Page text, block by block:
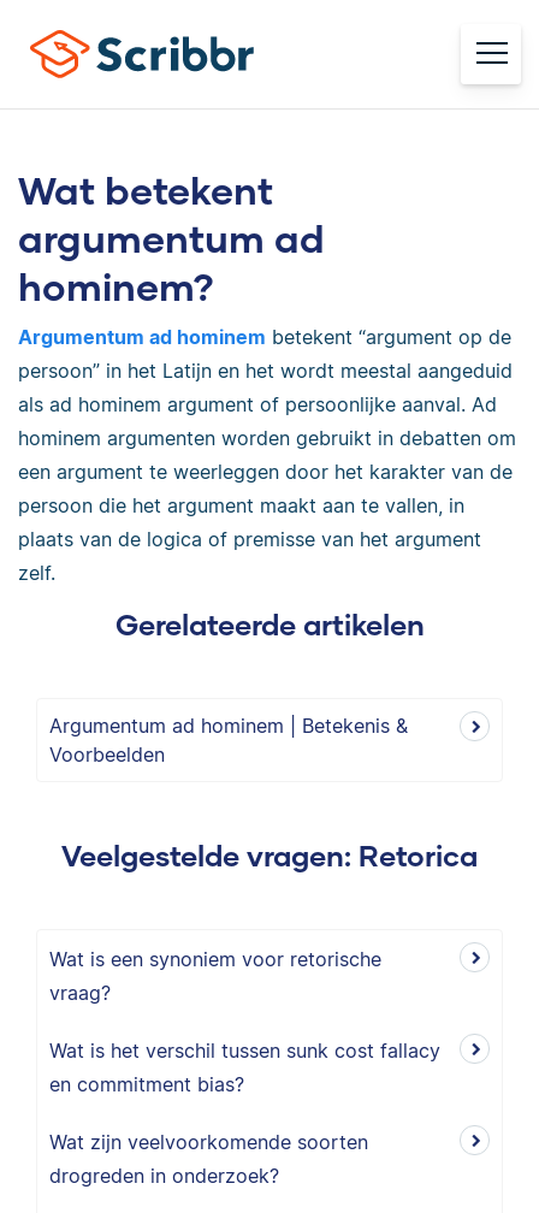
Wat betekent
argumentum ad
hominem?
Argumentum ad hominem betekent “argument op de
persoon” in het Latijn en het wordt meestal aangeduid
als ad hominem argument of persoonlijke aanval. Ad
hominem argumenten worden gebruikt in debatten om
een argument te weerleggen door het karakter van de
persoon die het argument maakt aan te vallen, in
plaats van de logica of premisse van het argument
zelf.
Gerelateerde artikelen
Argumentum ad hominem | Betekenis &
Voorbeelden
Veelgestelde vragen: Retorica
Wat is een synoniem voor retorische
vraag?
Wat is het verschil tussen sunk cost fallacy
en commitment bias?
Wat zijn veelvoorkomende soorten
drogreden in onderzoek?